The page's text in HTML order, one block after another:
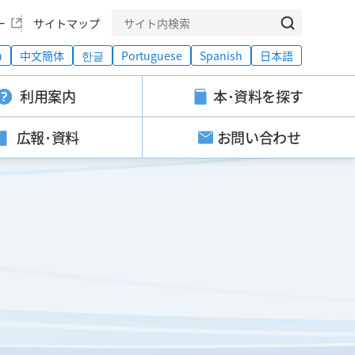
サイトマップ
中文簡体 한글 Portuguese Spanish 日本語
利用案内
本･資料を探す
広報･資料
お問い合わせ